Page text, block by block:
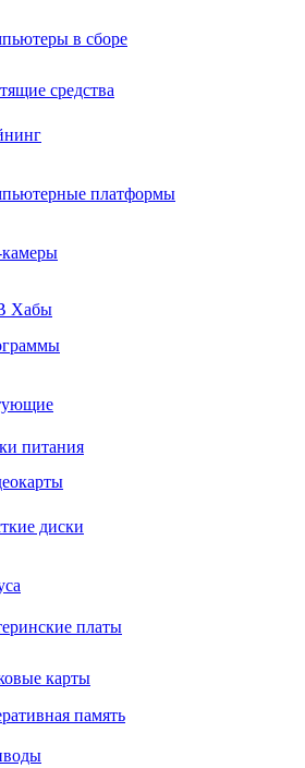
в сборе
средства
платформы
Хабы
питания
диски
платы
карты
память